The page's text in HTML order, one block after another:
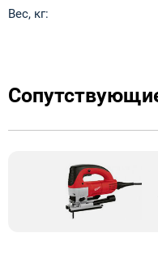
Вес, кг: